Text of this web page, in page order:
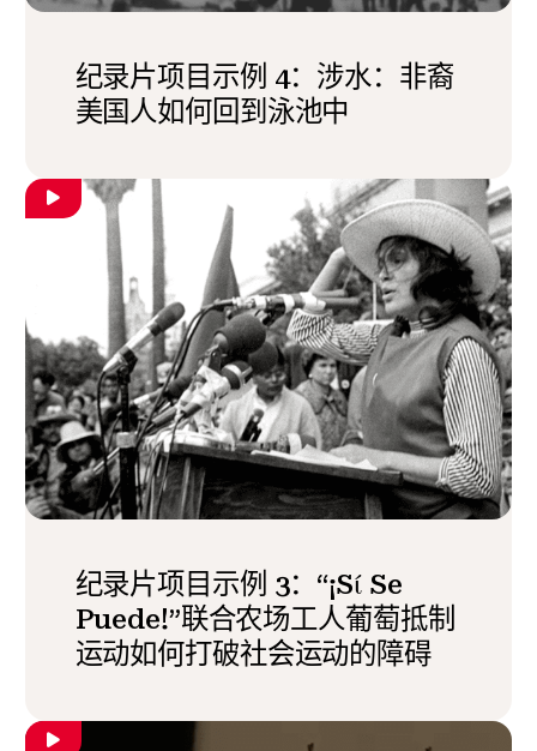
纪录片项目示例 4：涉水：非裔
美国人如何回到泳池中
纪录片项目示例 3：“¡Sί Se
Puede!”联合农场工人葡萄抵制
运动如何打破社会运动的障碍